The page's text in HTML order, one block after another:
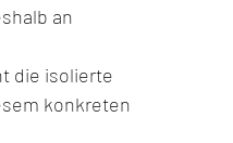
an
die isolierte
konkreten